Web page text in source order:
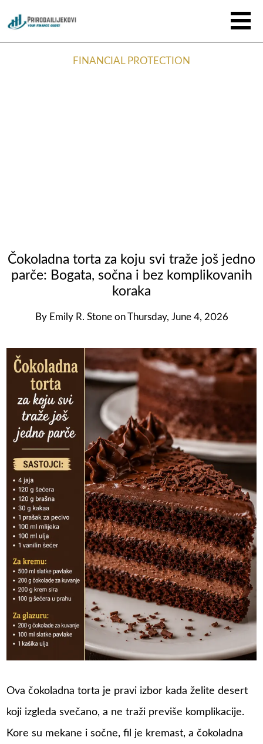
FINANCIAL PROTECTION
Čokoladna torta za koju svi traže još jedno
parče: Bogata, sočna i bez komplikovanih
koraka
By Emily R. Stone on Thursday, June 4, 2026
Ova čokoladna torta je pravi izbor kada želite desert
koji izgleda svečano, a ne traži previše komplikacije.
Kore su mekane i sočne, fil je kremast, a čokoladna